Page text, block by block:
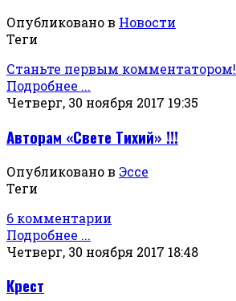
Опубликовано в Новости
Теги
Станьте первым комментатором!
Подробнее ...
Четверг, 30 ноября 2017 19:35
Авторам «Свете Тихий» !!!
Опубликовано в Эссе
Теги
6 комментарии
Подробнее ...
Четверг, 30 ноября 2017 18:48
Крест